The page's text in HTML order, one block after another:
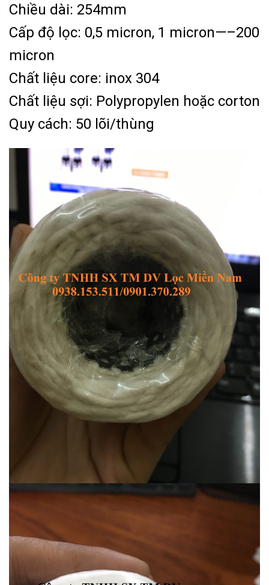
Chiều dài: 254mm
Cấp độ lọc: 0,5 micron, 1 micron—–200
micron
Chất liệu core: inox 304
Chất liệu sợi: Polypropylen hoặc corton
Quy cách: 50 lõi/thùng